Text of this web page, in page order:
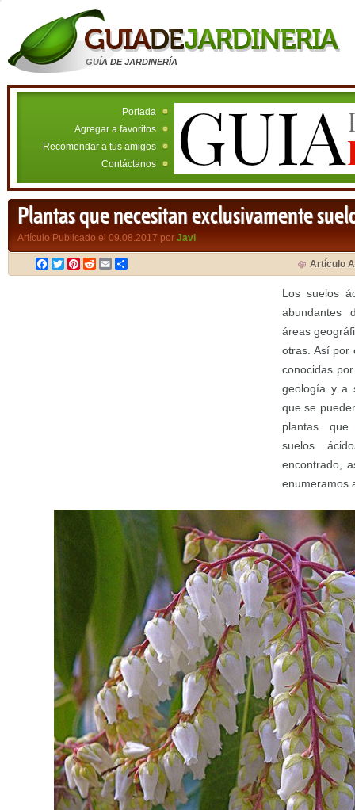
GUÍA DE JARDINERÍA
Portada
Agregar a favoritos
Recomendar a tus amigos
Contáctanos
Plantas que necesitan exclusivamente
Artículo Publicado el 09.08.2017 por Javi
Facebook
TwitterPinterest
RedditEmail Artículo
Los suelos
abundantes
áreas
otras. Así por
conocidas
geología y a
que se
plantas que
suelos
encontrado,
enumeramos